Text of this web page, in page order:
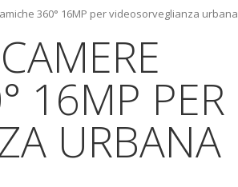
360° 16MP per videosorveglianza urbana
16MP PER
URBANA